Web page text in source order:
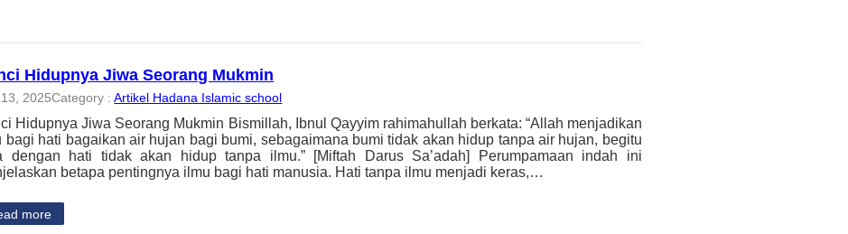
Hidupnya Jiwa Seorang Mukmin
2025Category :Artikel Hadana Islamic school
Hidupnya Jiwa Seorang Mukmin Bismillah, Ibnul Qayyim rahimahullah berkata: “Allah menjadikan
bagi hati bagaikan air hujan bagi bumi, sebagaimana bumi tidak akan hidup tanpa air hujan, begitu
dengan hati tidak akan hidup tanpa ilmu.” [Miftah Darus Sa’adah] Perumpamaan indah ini
betapa pentingnya ilmu bagi hati manusia. Hati tanpa ilmu menjadi keras,…
more